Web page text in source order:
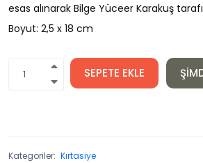
esas alınarak Bilge Yüceer Karakuş
Boyut: 2,5 x 18 cm
SEPETE EKLE
Kategoriler: Kırtasiye